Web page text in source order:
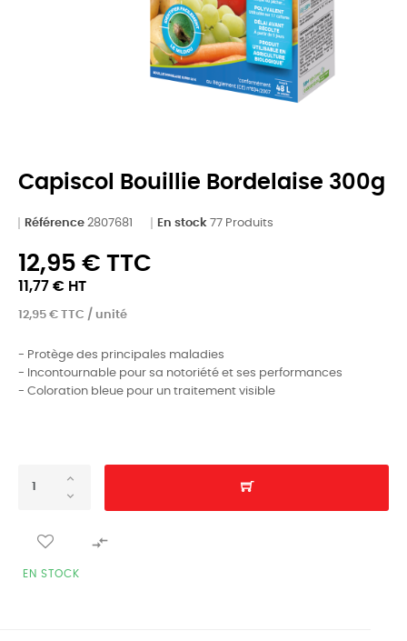
Capiscol Bouillie Bordelaise 300g
Référence 2807681 En stock 77 Produits
12,95 € TTC
11,77 € HT
12,95 € TTC / unité
- Protège des principales maladies
- Incontournable pour sa notoriété et ses performances
- Coloration bleue pour un traitement visible

EN STOCK